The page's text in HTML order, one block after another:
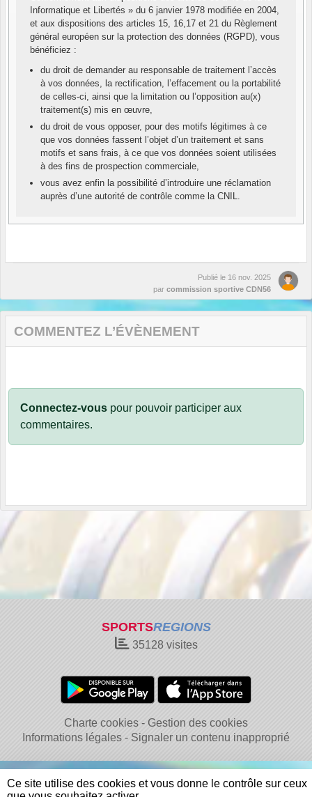
Informatique et Libertés » du 6 janvier 1978 modifiée en 2004,
et aux dispositions des articles 15, 16,17 et 21 du Règlement
général européen sur la protection des données (RGPD), vous
bénéficiez :
du droit de demander au responsable de traitement l’accès
à vos données, la rectification, l’effacement ou la portabilité
de celles-ci, ainsi que la limitation ou l’opposition au(x)
traitement(s) mis en œuvre,
du droit de vous opposer, pour des motifs légitimes à ce
que vos données fassent l’objet d’un traitement et sans
motifs et sans frais, à ce que vos données soient utilisées
à des fins de prospection commerciale,
vous avez enfin la possibilité d’introduire une réclamation
auprès d’une autorité de contrôle comme la CNIL.
Publié le 16 nov. 2025
par commission sportive CDN56
COMMENTEZ L’ÉVÈNEMENT
Connectez-vous pour pouvoir participer aux
commentaires.
SPORTSREGIONS
35128visites
Charte cookies
Gestion des cookies
Informations légales
Signaler un contenu inapproprié
Ce site utilise des cookies et vous donne le contrôle sur ceux